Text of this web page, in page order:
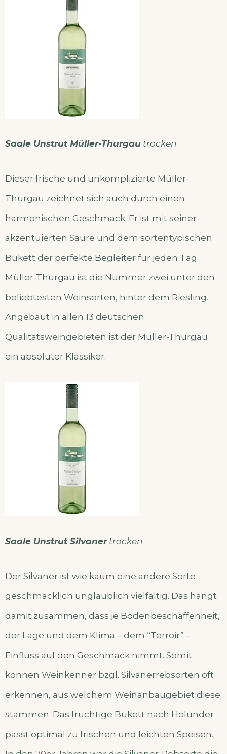
Saale Unstrut Müller-Thurgau trocken
Dieser frische und unkomplizierte Müller-
Thurgau zeichnet sich auch durch einen
harmonischen Geschmack. Er ist mit seiner
akzentuierten Säure und dem sortentypischen
Bukett der perfekte Begleiter für jeden Tag.
Müller-Thurgau ist die Nummer zwei unter den
beliebtesten Weinsorten, hinter dem Riesling.
Angebaut in allen 13 deutschen
Qualitätsweingebieten ist der Müller-Thurgau
ein absoluter Klassiker.
Saale Unstrut Silvanertrocken
Der Silvaner ist wie kaum eine andere Sorte
geschmacklich unglaublich vielfältig. Das hängt
damit zusammen, dass je Bodenbeschaffenheit,
der Lage und dem Klima – dem “Terroir” –
Einfluss auf den Geschmack nimmt. Somit
können Weinkenner bzgl. Silvanerrebsorten oft
erkennen, aus welchem Weinanbaugebiet diese
stammen. Das fruchtige Bukett nach Holunder
passt optimal zu frischen und leichten Speisen.